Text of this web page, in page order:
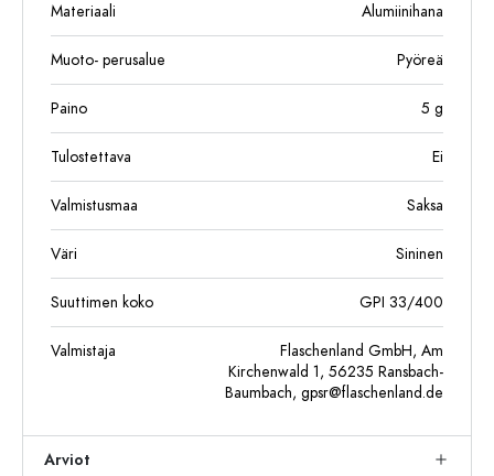
Materiaali Alumiinihana
Muoto- perusalue Pyöreä
Paino 5 g
Tulostettava Ei
Valmistusmaa Saksa
Väri Sininen
Suuttimen koko GPI 33/400
Valmistaja
Flaschenland GmbH, Am
Kirchenwald 1, 56235 Ransbach-
Baumbach, gpsr@flaschenland.de
Arviot